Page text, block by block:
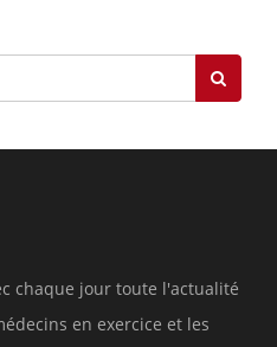
chaque jour toute l'actualité
en exercice et les